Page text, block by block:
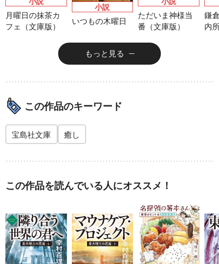
『魔法少女育成計画
restart』放送決定！
紙で復刊！
タジー、最終第10巻
好評発売中！
売中
月曜日の抹茶カ
フェ（文庫版）
小説
いつもの木曜日
ただいま神様当
番（文庫版）
鎌
内
もっと見る
この作品のキーワード
宝島社文庫 癒し
この作品を読んでいる人にオススメ！